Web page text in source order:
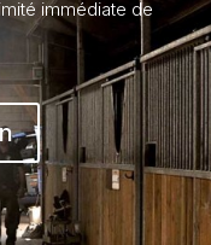
immédiate de